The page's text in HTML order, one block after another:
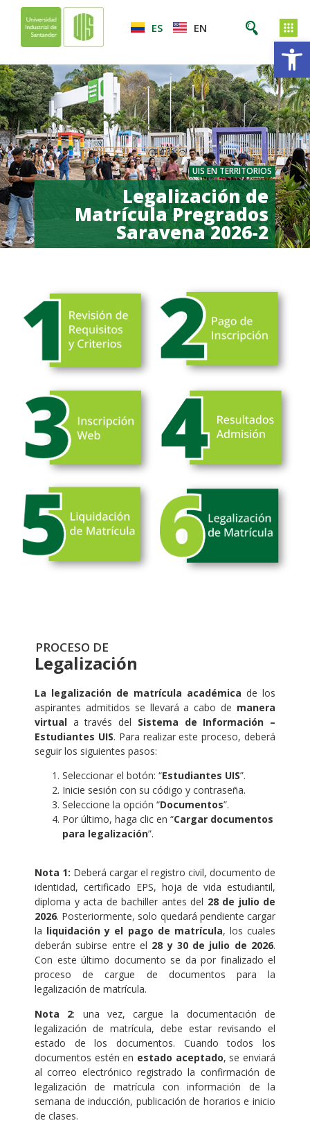
ES EN
UIS EN TERRITORIOS
Legalización de
Matrícula Pregrados
Saravena 2026-2
PROCESO DE
Legalización
La legalización de matrícula académica de los
aspirantes admitidos se llevará a cabo de manera
virtual a través del Sistema de Información –
Estudiantes UIS. Para realizar este proceso, deberá
seguir los siguientes pasos:
Seleccionar el botón: “Estudiantes UIS”.
Inicie sesión con su código y contraseña.
Seleccione la opción “Documentos”.
Por último, haga clic en “Cargar documentos
para legalización”.
Nota 1: Deberá cargar el registro civil, documento de
identidad, certificado EPS, hoja de vida estudiantil,
diploma y acta de bachiller antes del 28 de julio de
2026. Posteriormente, solo quedará pendiente cargar
la liquidación y el pago de matrícula, los cuales
deberán subirse entre el 28 y 30 de julio de 2026.
Con este último documento se da por finalizado el
proceso de cargue de documentos para la
legalización de matrícula.
Nota 2: una vez, cargue la documentación de
legalización de matrícula, debe estar revisando el
estado de los documentos. Cuando todos los
documentos estén en estado aceptado, se enviará
al correo electrónico registrado la confirmación de
legalización de matrícula con información de la
semana de inducción, publicación de horarios e inicio
de clases.